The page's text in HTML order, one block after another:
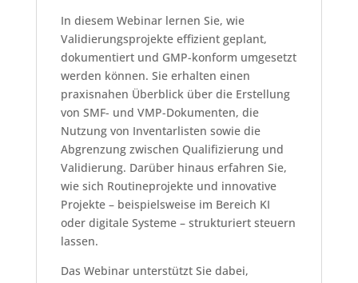
In diesem Webinar lernen Sie, wie
Validierungsprojekte effizient geplant,
dokumentiert und GMP-konform umgesetzt
werden können. Sie erhalten einen
praxisnahen Überblick über die Erstellung
von SMF- und VMP-Dokumenten, die
Nutzung von Inventarlisten sowie die
Abgrenzung zwischen Qualifizierung und
Validierung. Darüber hinaus erfahren Sie,
wie sich Routineprojekte und innovative
Projekte – beispielsweise im Bereich KI
oder digitale Systeme – strukturiert steuern
lassen.
Das Webinar unterstützt Sie dabei,